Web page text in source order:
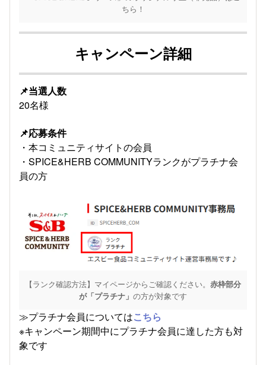
ちら！
キャンペーン詳細
📌当選人数
20名様
📌応募条件
・本コミュニティサイトの会員
・SPICE&HERB COMMUNITYランクがプラチナ会
員の方
【ランク確認方法】マイページからご確認ください。 赤枠部分
が「プラチナ」 の方が対象です
≫プラチナ会員についてはこちら
※キャンペーン期間中にプラチナ会員に達した方も対
象です